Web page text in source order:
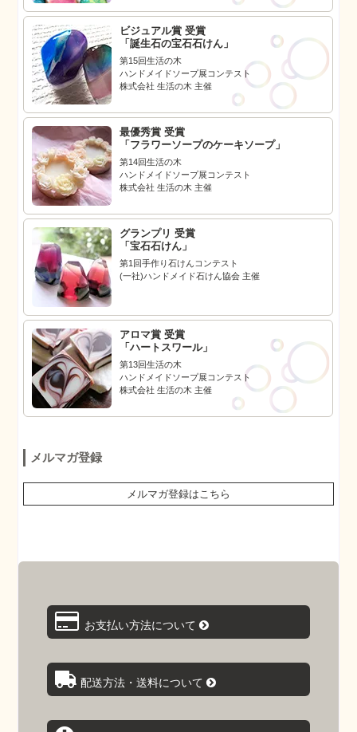
ビジュアル賞 受賞
「誕生石の宝石石けん」
第15回生活の木
ハンドメイドソープ展コンテスト
株式会社 生活の木 主催
最優秀賞 受賞
「フラワーソープのケーキソープ」
第14回生活の木
ハンドメイドソープ展コンテスト
株式会社 生活の木 主催
グランプリ 受賞
「宝石石けん」
第1回手作り石けんコンテスト
(一社)ハンドメイド石けん協会 主催
アロマ賞 受賞
「ハートスワール」
第13回生活の木
ハンドメイドソープ展コンテスト
株式会社 生活の木 主催
メルマガ登録
メルマガ登録はこちら
お支払い方法について
配送方法・送料について